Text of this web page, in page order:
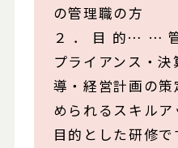
の管理職の方
２ ． 目 的… …
プライアンス・
導・経営計画の
められるスキル
目的とした研修で